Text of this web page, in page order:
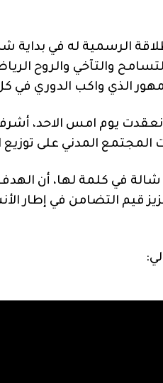
الرسمية له في
والتآخي والروح
الذي واكب الدوري في كل
انعقدت يوم امس
المدني على توزيع
شالة في كلمة لها، أن
قيم التضامن في إطار